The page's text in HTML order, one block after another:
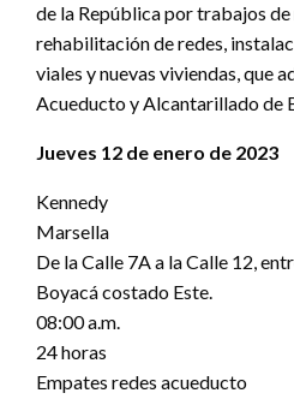
de la República por trabajos
rehabilitación de redes,
viales y nuevas viviendas, que
Acueducto y Alcantarillado de
Jueves 12 de enero de 2023
Kennedy
Marsella
De la Calle 7A a la Calle 12,
Boyacá costado Este.
08:00 a.m.
24 horas
Empates redes acueducto